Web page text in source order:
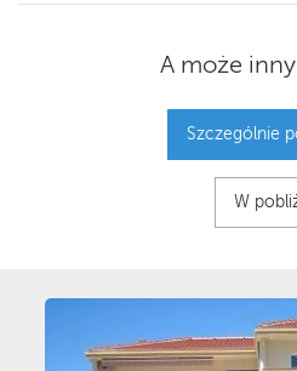
A może
Szczególnie
W